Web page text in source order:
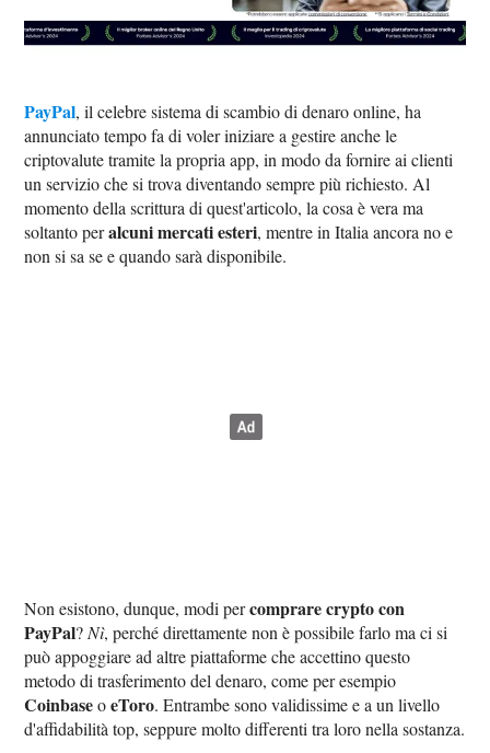
PayPal, il celebre sistema di scambio di denaro online, ha
annunciato tempo fa di voler iniziare a gestire anche le
criptovalute tramite la propria app, in modo da fornire ai clienti
un servizio che si trova diventando sempre più richiesto. Al
momento della scrittura di quest'articolo, la cosa è vera ma
soltanto peralcuni mercati esteri, mentre in Italia ancora no e
non si sa se e quando sarà disponibile.
Non esistono, dunque, modi percomprare crypto con
PayPal? Nì, perché direttamente non è possibile farlo ma ci si
può appoggiare ad altre piattaforme che accettino questo
metodo di trasferimento del denaro, come per esempio
CoinbaseoeToro. Entrambe sono validissime e a un livello
d'affidabilità top, seppure molto differenti tra loro nella sostanza.